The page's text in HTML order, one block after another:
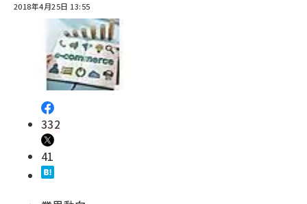
2018年4月25日 13:55
332
41